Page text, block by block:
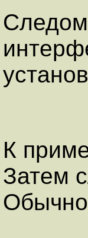
К
Затем
Обычно